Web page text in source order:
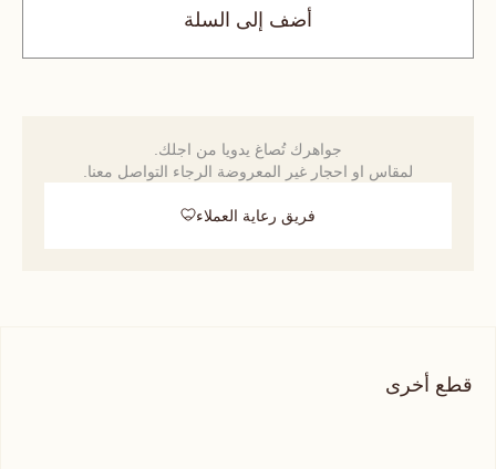
أضف إلى السلة
جواهرك تُصاغ يدويا من اجلك.
لمقاس او احجار غير المعروضة الرجاء التواصل معنا.
فريق رعاية العملاء
قطع أخرى